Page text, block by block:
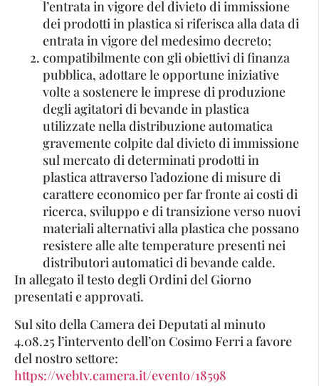
l’entrata in vigore del divieto di immissione
dei prodotti in plastica si riferisca alla data di
entrata in vigore del medesimo decreto;
compatibilmente con gli obiettivi di finanza
pubblica, adottare le opportune iniziative
volte a sostenere le imprese di produzione
degli agitatori di bevande in plastica
utilizzate nella distribuzione automatica
gravemente colpite dal divieto di immissione
sul mercato di determinati prodotti in
plastica attraverso l’adozione di misure di
carattere economico per far fronte ai costi di
ricerca, sviluppo e di transizione verso nuovi
materiali alternativi alla plastica che possano
resistere alle alte temperature presenti nei
distributori automatici di bevande calde.
In allegato il testo degli Ordini del Giorno
presentati e approvati.
Sul sito della Camera dei Deputati al minuto
4.08.25 l’intervento dell’on Cosimo Ferri a favore
del nostro settore:
https://webtv.camera.it/evento/18598